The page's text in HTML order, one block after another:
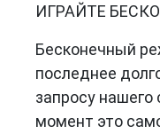
ИГРАЙТЕ
Бесконечный
последнее
запросу
момент это